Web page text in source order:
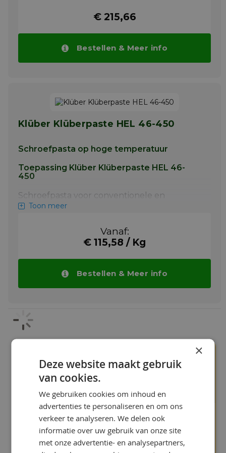
blootgesteld. Bij het gieten van non-
PASTE gebruikt als een hitte-geactiveerde
dressing voor gietpannen, matrijzen,
voor elektrische verwarmingspatronen in
warmkamergietmachines.
Meer info
€ 215,66
Bestellen & Meer info
Klüber Klüberpaste HEL 46-450
Schroefpasta op hoge temperatuur
Toepassing Klüber Klüberpaste HEL 46-
450
Schroefpasta voor conventionele en
hooggelegeerde staalsoorten (Cr-Ni-staal)
uitlaatsystemen voor auto's). Voor het
aansluiten van elementen in turbo's en
VW-TL 52112 Bolt: DIN 931-2; Materiaal: 1.4989;
Moer, materiaal: 1.4923. De moeren werden
gedurende 100 uur opgeslagen. Na deze
Meer info
Toon meer
Vanaf:
€ 115,58 / Kg
Bestellen & Meer info
9+
Onze klanten waarderen
ons
Bas Hoes
"Uitstekende en snelle
service"
×
Deze website maakt gebruik
van cookies.
We gebruiken cookies om inhoud en
advertenties te personaliseren en om ons
verkeer te analyseren. We delen ook
informatie over uw gebruik van onze site
met onze advertentie- en analysepartners,